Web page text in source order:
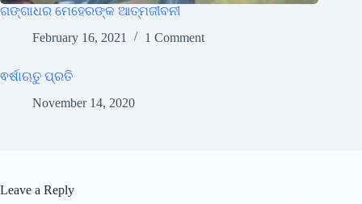
ଗଙ୍ଗାଧର ମେହେରଙ୍କ ଆତ୍ମଜୀବନୀ
February 16, 2021
1 Comment
ଵର୍ଷାଋତୁ ପ୍ରତି
November 14, 2020
Leave a Reply